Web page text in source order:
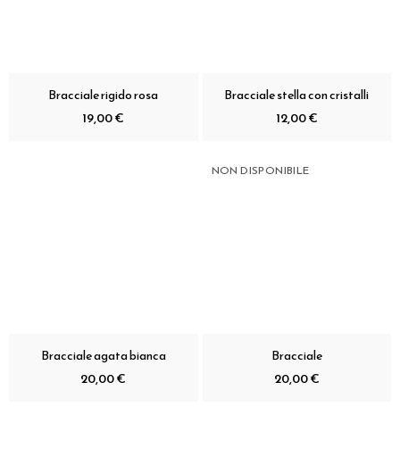
Bracciale rigido rosa
19,00 €
Bracciale stella con cristalli
12,00 €
Bracciale agata bianca
20,00 €
NON DISPONIBILE
Bracciale
20,00 €